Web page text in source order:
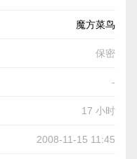
魔方菜鸟
保密
-
17 小时
2008-11-15 11:45